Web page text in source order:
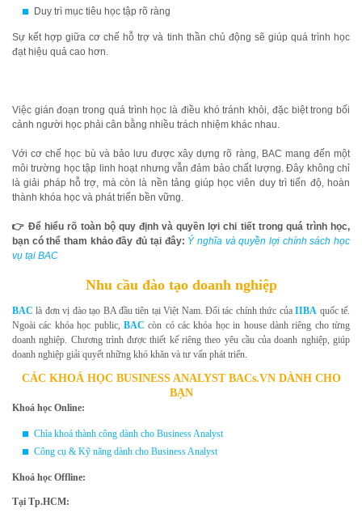
Duy trì mục tiêu học tập rõ ràng
Sự kết hợp giữa cơ chế hỗ trợ và tinh thần chủ động sẽ giúp quá trình học
đạt hiệu quả cao hơn.
Việc gián đoạn trong quá trình học là điều khó tránh khỏi, đặc biệt trong bối
cảnh người học phải cân bằng nhiều trách nhiệm khác nhau.
Với cơ chế học bù và bảo lưu được xây dựng rõ ràng, BAC mang đến một
môi trường học tập linh hoạt nhưng vẫn đảm bảo chất lượng. Đây không chỉ
là giải pháp hỗ trợ, mà còn là nền tảng giúp học viên duy trì tiến độ, hoàn
thành khóa học và phát triển bền vững.
👉 Để hiểu rõ toàn bộ quy định và quyền lợi chi tiết trong quá trình học,
bạn có thể tham khảo đầy đủ tại đây: Ý nghĩa và quyền lợi chính sách học
vụ tại BAC
Nhu cầu đào tạo doanh nghiệp
BAC là đơn vị đào tạo BA đầu tiên tại Việt Nam. Đối tác chính thức củaIIBA quốc tế.
Ngoài các khóa học public, BAC còn có các khóa học in house dành riêng cho từng
doanh nghiệp. Chương trình được thiết kế riêng theo yêu cầu của doanh nghiệp, giúp
doanh nghiệp giải quyết những khó khăn và tư vấn phát triển.
CÁC KHOÁ HỌC BUSINESS ANALYST BACs.VN DÀNH CHO
BẠN
Khoá học Online:
Chìa khoá thành công dành cho Business Analyst
Công cụ & Kỹ năng dành cho Business Analyst
Khoá học Offline:
Tại Tp.HCM: